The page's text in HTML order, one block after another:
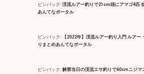
ピンバック: 渓流ルアー釣りで21cm頭にアマゴ4匹
あんてなポータル
ピンバック:
【2022年】渓流ルアー釣り入門 ルア
りまとめあんてなポータル
ピンバック: 解禁当日の渓流エサ釣りで60cmニジマ